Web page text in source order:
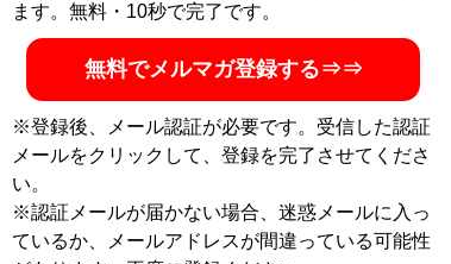
ます。無料・10秒で完了です。
無料でメルマガ登録する⇒⇒
※登録後、メール認証が必要です。受信した認証
メールをクリックして、登録を完了させてくださ
い。
※認証メールが届かない場合、迷惑メールに入っ
ているか、メールアドレスが間違っている可能性